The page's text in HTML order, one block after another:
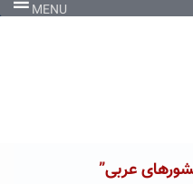
MENU
عربی”